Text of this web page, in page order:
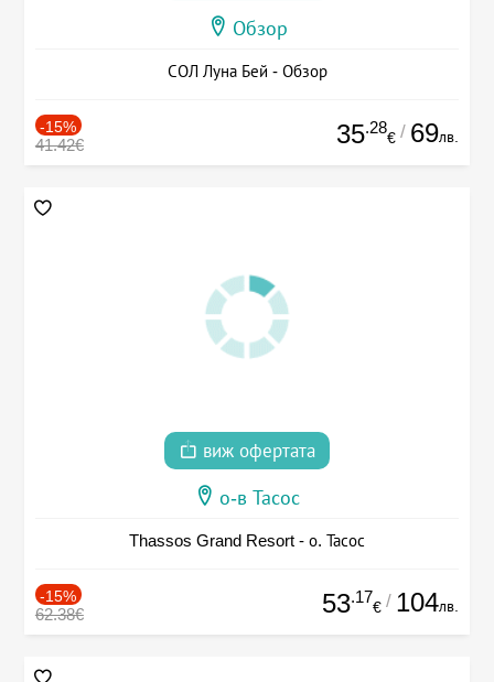
Обзор
СОЛ Луна Бей - Обзор
-15%
41.42€ 35.28
€ / 69лв.
виж офертата
о-в Тасос
Thassos Grand Resort - о. Тасос
-15%
62.38€ 53.17
€ / 104лв.